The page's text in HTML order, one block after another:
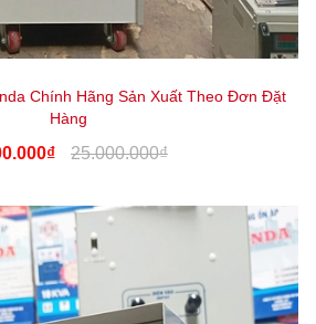
Chính Hãng Sản Xuất Theo Đơn Đặt
Hàng
25.000.000₫